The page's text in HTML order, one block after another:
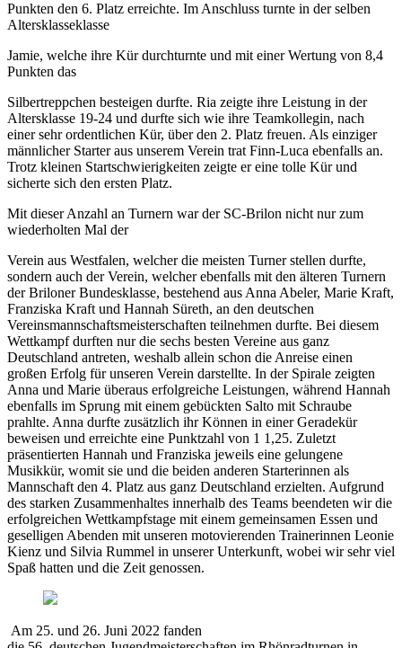
Punkten den 6. Platz erreichte. Im Anschluss turnte in der selben
Altersklasseklasse
Jamie, welche ihre Kür durchturnte und mit einer Wertung von 8,4
Punkten das
Silbertreppchen besteigen durfte. Ria zeigte ihre Leistung in der
Altersklasse 19-24 und durfte sich wie ihre Teamkollegin, nach
einer sehr ordentlichen Kür, über den 2. Platz freuen. Als einziger
männlicher Starter aus unserem Verein trat Finn-Luca ebenfalls an.
Trotz kleinen Startschwierigkeiten zeigte er eine tolle Kür und
sicherte sich den ersten Platz.
Mit dieser Anzahl an Turnern war der SC-Brilon nicht nur zum
wiederholten Mal der
Verein aus Westfalen, welcher die meisten Turner stellen durfte,
sondern auch der Verein, welcher ebenfalls mit den älteren Turnern
der Briloner Bundesklasse, bestehend aus Anna Abeler, Marie Kraft,
Franziska Kraft und Hannah Süreth, an den deutschen
Vereinsmannschaftsmeisterschaften teilnehmen durfte. Bei diesem
Wettkampf durften nur die sechs besten Vereine aus ganz
Deutschland antreten, weshalb allein schon die Anreise einen
großen Erfolg für unseren Verein darstellte. In der Spirale zeigten
Anna und Marie überaus erfolgreiche Leistungen, während Hannah
ebenfalls im Sprung mit einem gebückten Salto mit Schraube
prahlte. Anna durfte zusätzlich ihr Können in einer Geradekür
beweisen und erreichte eine Punktzahl von 1 1,25. Zuletzt
präsentierten Hannah und Franziska jeweils eine gelungene
Musikkür, womit sie und die beiden anderen Starterinnen als
Mannschaft den 4. Platz aus ganz Deutschland erzielten. Aufgrund
des starken Zusammenhaltes innerhalb des Teams beendeten wir die
erfolgreichen Wettkampfstage mit einem gemeinsamen Essen und
geselligen Abenden mit unseren motovierenden Trainerinnen Leonie
Kienz und Silvia Rummel in unserer Unterkunft, wobei wir sehr viel
Spaß hatten und die Zeit genossen.
Am 25. und 26. Juni 2022 fanden